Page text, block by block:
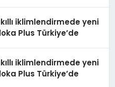
iklimlendirmede yeni
Plus Türkiye’de
iklimlendirmede yeni
Plus Türkiye’de